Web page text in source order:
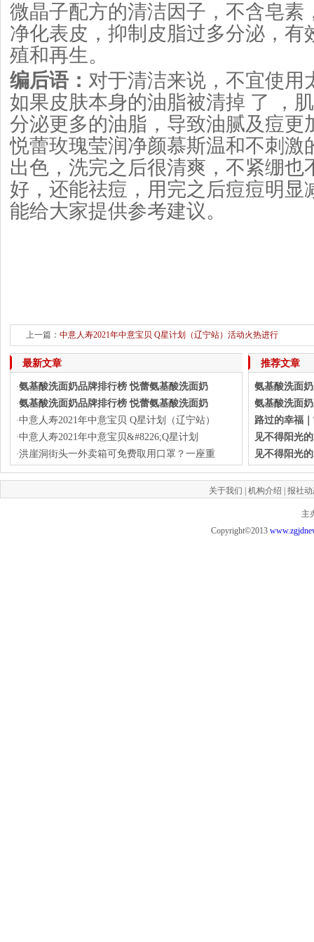
微晶子配方的清洁因子，不含皂素
净化表皮，抑制皮脂过多分泌，有
殖和再生。
编后语： 对于清洁来说，不宜使用
如果皮肤本身的油脂被清掉 了 ，
分泌更多的油脂，导致油腻及痘更
悦蕾玫瑰莹润净颜慕斯温和不刺激
出色，洗完之后很清爽，不紧绷也
好，还能祛痘，用完之后痘痘明显
能给大家提供参考建议。
上一篇： 中意人寿2021年中意宝贝 Q星计划（辽宁站）活动火热进行
下一篇：氨基酸洗面奶品
最新文章
·氨基酸洗面奶品牌排行榜 悦蕾氨基酸洗面奶
·氨基酸洗面奶品牌排行榜 悦蕾氨基酸洗面奶
·中意人寿2021年中意宝贝 Q星计划（辽宁站）
·中意人寿2021年中意宝贝&#8226;Q星计划
·洪崖洞街头一外卖箱可免费取用口罩？一座重
推荐文章
氨基酸洗面
氨基酸洗面
路过的幸福
见不得阳光
见不得阳光
关于我们 机构介绍 报社
主
Copyright©2013